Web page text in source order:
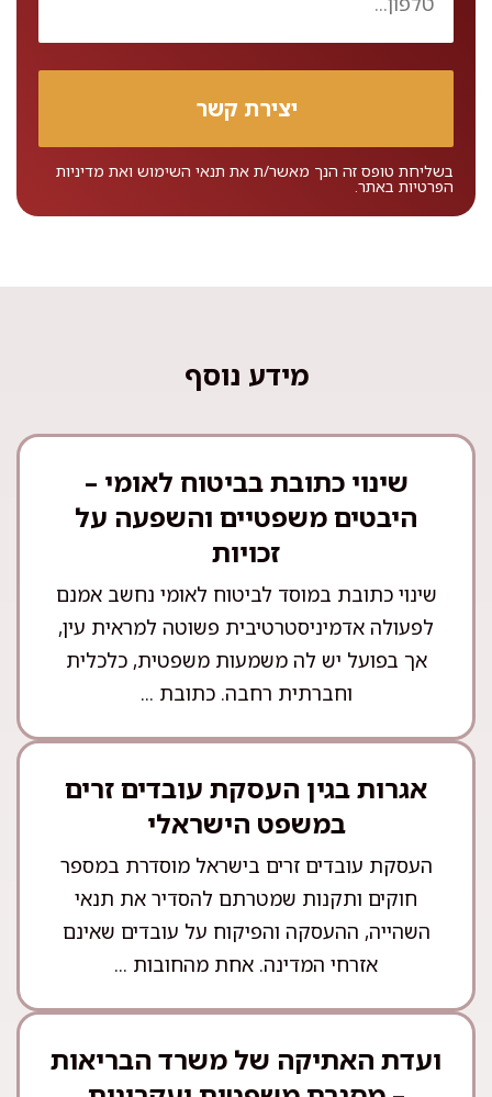
בשליחת טופס זה הנך מאשר/ת את תנאי השימוש ואת מדיניות
הפרטיות באתר.
מידע נוסף
שינוי כתובת בביטוח לאומי –
היבטים משפטיים והשפעה על
זכויות
שינוי כתובת במוסד לביטוח לאומי נחשב אמנם
לפעולה אדמיניסטרטיבית פשוטה למראית עין,
אך בפועל יש לה משמעות משפטית, כלכלית
וחברתית רחבה. כתובת ...
אגרות בגין העסקת עובדים זרים
במשפט הישראלי
העסקת עובדים זרים בישראל מוסדרת במספר
חוקים ותקנות שמטרתם להסדיר את תנאי
השהייה, ההעסקה והפיקוח על עובדים שאינם
אזרחי המדינה. אחת מהחובות ...
ועדת האתיקה של משרד הבריאות